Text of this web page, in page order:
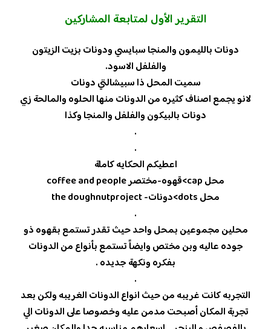
التقرير الأول لمتابعة المشاركين
دونات بالليمون والمنجا سبايسي ودونات بزيت الزيتون
والفلفل الاسود.
سميت المحل ذا سبيشالتي دونات
لانو يجمع اصناف كثيره من الدونات منها الحلوه والمالحة زي
دونات بالبيكون والفلفل والمنجا وكذا
.
.
اعطيكم الحكايه كاملة
محل cap>قهوه-مختصر coffee and people
محل dots>دونات- the doughnutproject
.
محلين مجموعين بمحل واحد حيث تقدر تستمع بقهوه ذو
جوده عاليه وبن مختص وايضاً تستمع بأنواع من الدونات
بفكره ونكهة جديده .
.
التجربه كانت غريبه من حيث انواع الدونات الغريبه ولكن بعد
تجربة المكان أصبحت مدمن عليه وخصوصا على الدونات الي